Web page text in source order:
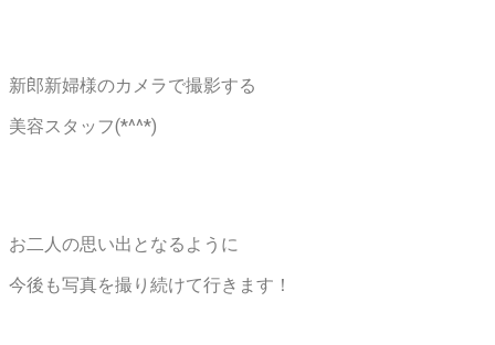
新郎新婦様のカメラで撮影する
美容スタッフ(*^^*)
お二人の思い出となるように
今後も写真を撮り続けて行きます！